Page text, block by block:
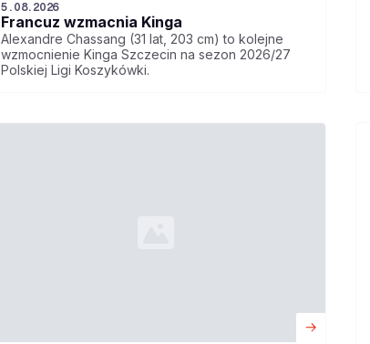
5.08.2026
Francuz wzmacnia Kinga
Alexandre Chassang (31 lat, 203 cm) to kolejne
wzmocnienie Kinga Szczecin na sezon 2026/27
Polskiej Ligi Koszykówki.